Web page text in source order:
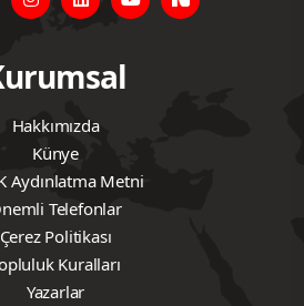
Hakkımızda
Künye
Aydınlatma Metni
Telefonlar
Çerez Politikası
Kuralları
Yazarlar